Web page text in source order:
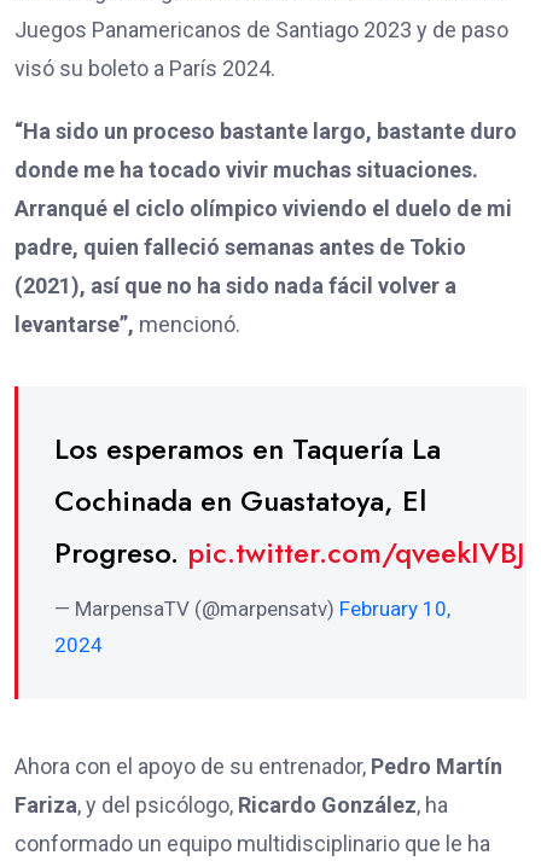
Juegos Panamericanos de Santiago 2023 y de paso
visó su boleto a París 2024.
“Ha sido un proceso bastante largo, bastante duro
donde me ha tocado vivir muchas situaciones.
Arranqué el ciclo olímpico viviendo el duelo de mi
padre, quien falleció semanas antes de Tokio
(2021), así que no ha sido nada fácil volver a
levantarse”, mencionó.
Los esperamos en Taquería La
Cochinada en Guastatoya, El
Progreso. pic.twitter.com/
— MarpensaTV (@marpensatv) February 10,
2024
Ahora con el apoyo de su entrenador, Pedro Martín
Fariza, y del psicólogo, Ricardo González, ha
conformado un equipo multidisciplinario que le ha